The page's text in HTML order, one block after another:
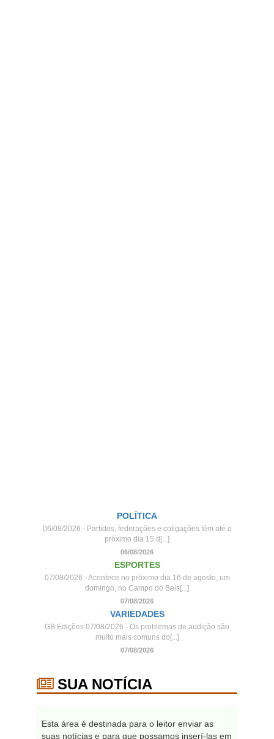
POLÍTICA
06/08/2026 - Partidos, federações e coligações têm até o
próximo dia 15 d[...]
06/08/2026
ESPORTES
07/08/2026 - Acontece no próximo dia 16 de agosto, um
domingo, no Campo do Beis[...]
07/08/2026
VARIEDADES
GB Edições 07/08/2026 - Os problemas de audição são
muito mais comuns do[...]
07/08/2026
SUA NOTÍCIA
Esta área é destinada para o leitor enviar as
suas notícias e para que possamos inserí-las em